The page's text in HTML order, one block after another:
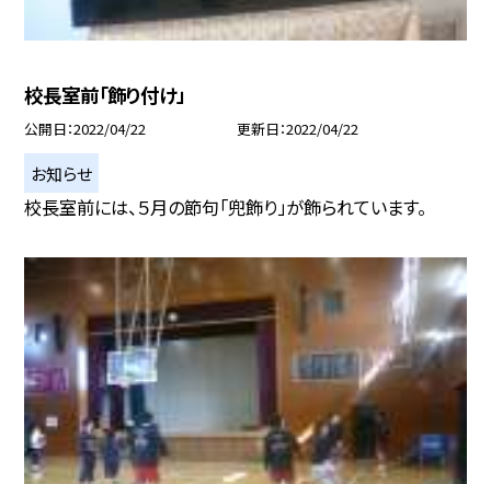
校長室前「飾り付け」
公開日 2022/04/22 更新日 2022/04/22
お知らせ
校長室前には、５月の節句「兜飾り」が飾られています。